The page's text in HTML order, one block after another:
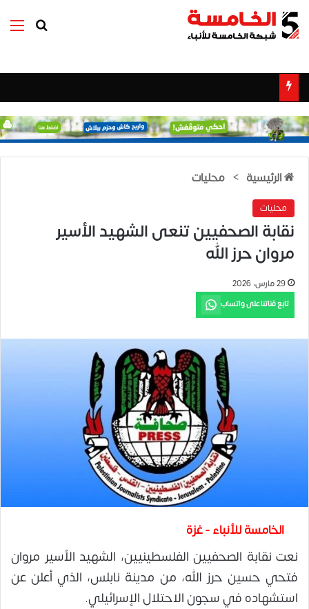
بحث عن
الرئيسية > محليات
محليات
نقابة الصحفيين تنعى الشهيد الأسير
مروان حرز الله
29 مارس، 2026
تابع قناتنا على واتساب
الخامسة للأنباء - غزة
نعت نقابة الصحفيين الفلسطينيين، الشهيد الأسير مروان
فتحي حسين حرز الله، من مدينة نابلس، الذي أعلن عن
استشهاده في سجون الاحتلال الإسرائيلي.